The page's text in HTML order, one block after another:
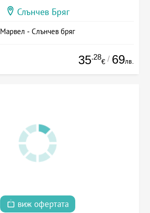
Слънчев Бряг
Марвел - Слънчев бряг
35.28
€ / 69лв.
виж офертата